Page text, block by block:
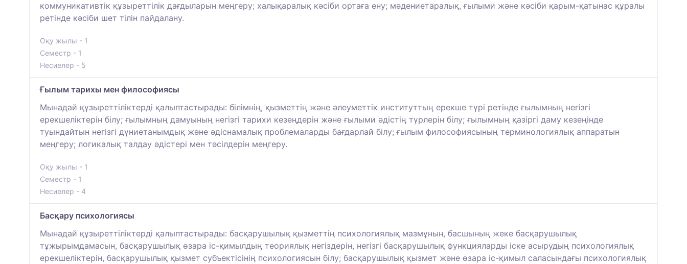
коммуникативтік құзыреттілік дағдыларын меңгеру; халықаралық кәсіби ортаға ену; мәдениетаралық, ғылыми және кәсіби қарым-қатынас құралы
ретінде кәсіби шет тілін пайдалану.
Оқу жылы - 1
Семестр - 1
Несиелер - 5
Ғылым тарихы мен философиясы
Мынадай құзыреттіліктерді қалыптастырады: білімнің, қызметтің және әлеуметтік институттың ерекше түрі ретінде ғылымның негізгі
ерекшеліктерін білу; ғылымның дамуының негізгі тарихи кезеңдерін және ғылыми әдістің түрлерін білу; ғылымның қазіргі даму кезеңінде
туындайтын негізгі дүниетанымдық және әдіснамалық проблемаларды бағдарлай білу; ғылым философиясының терминологиялық аппаратын
меңгеру; логикалық талдау әдістері мен тәсілдерін меңгеру.
Оқу жылы - 1
Семестр - 1
Несиелер - 4
Басқару психологиясы
Мынадай құзыреттіліктерді қалыптастырады: басқарушылық қызметтің психологиялық мазмұнын, басшының жеке басқарушылық
тұжырымдамасын, басқарушылық өзара іс-қимылдың теориялық негіздерін, негізгі басқарушылық функцияларды іске асырудың психологиялық
ерекшеліктерін, басқарушылық қызмет субъектісінің психологиясын білу; басқарушылық қызмет және өзара іс-қимыл саласындағы психологиялық